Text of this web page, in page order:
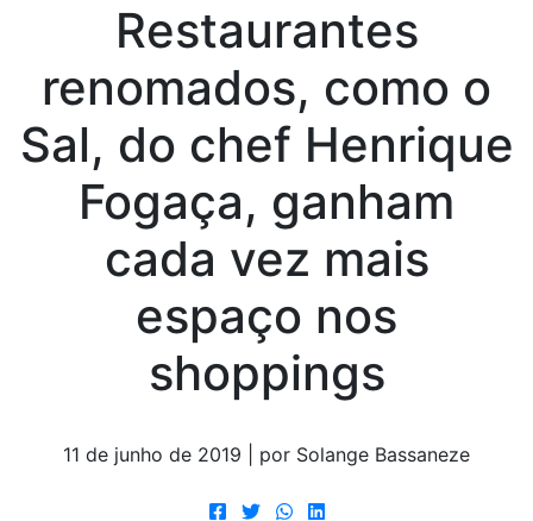
Restaurantes
renomados, como o
Sal, do chef Henrique
Fogaça, ganham
cada vez mais
espaço nos
shoppings
11 de junho de 2019 | por Solange Bassaneze